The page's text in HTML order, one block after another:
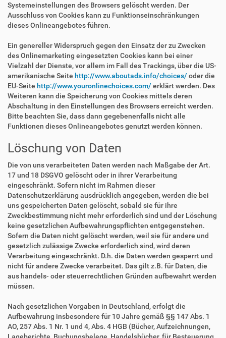
Systemeinstellungen des Browsers gelöscht werden. Der
Ausschluss von Cookies kann zu Funktionseinschränkungen
dieses Onlineangebotes führen.
Ein genereller Widerspruch gegen den Einsatz der zu Zwecken
des Onlinemarketing eingesetzten Cookies kann bei einer
Vielzahl der Dienste, vor allem im Fall des Trackings, über die US-
amerikanische Seite http://www.aboutads.info/choices/ oder die
EU-Seite http://www.youronlinechoices.com/ erklärt werden. Des
Weiteren kann die Speicherung von Cookies mittels deren
Abschaltung in den Einstellungen des Browsers erreicht werden.
Bitte beachten Sie, dass dann gegebenenfalls nicht alle
Funktionen dieses Onlineangebotes genutzt werden können.
Löschung von Daten
Die von uns verarbeiteten Daten werden nach Maßgabe der Art.
17 und 18 DSGVO gelöscht oder in ihrer Verarbeitung
eingeschränkt. Sofern nicht im Rahmen dieser
Datenschutzerklärung ausdrücklich angegeben, werden die bei
uns gespeicherten Daten gelöscht, sobald sie für ihre
Zweckbestimmung nicht mehr erforderlich sind und der Löschung
keine gesetzlichen Aufbewahrungspflichten entgegenstehen.
Sofern die Daten nicht gelöscht werden, weil sie für andere und
gesetzlich zulässige Zwecke erforderlich sind, wird deren
Verarbeitung eingeschränkt. D.h. die Daten werden gesperrt und
nicht für andere Zwecke verarbeitet. Das gilt z.B. für Daten, die
aus handels- oder steuerrechtlichen Gründen aufbewahrt werden
müssen.
Nach gesetzlichen Vorgaben in Deutschland, erfolgt die
Aufbewahrung insbesondere für 10 Jahre gemäß §§ 147 Abs. 1
AO, 257 Abs. 1 Nr. 1 und 4, Abs. 4 HGB (Bücher, Aufzeichnungen,